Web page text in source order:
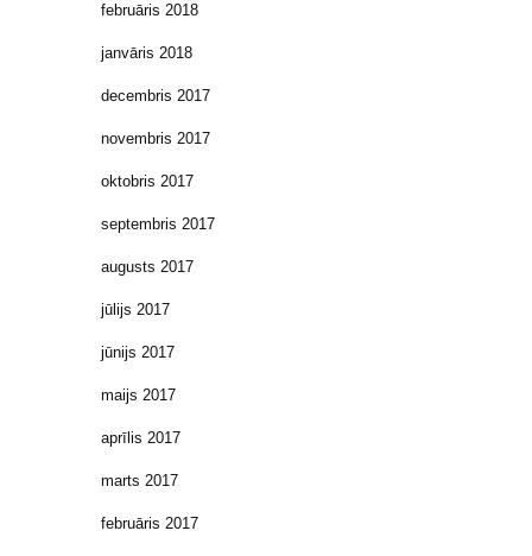
februāris 2018
janvāris 2018
decembris 2017
novembris 2017
oktobris 2017
septembris 2017
augusts 2017
jūlijs 2017
jūnijs 2017
maijs 2017
aprīlis 2017
marts 2017
februāris 2017